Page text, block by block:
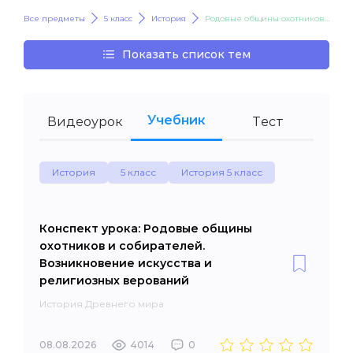
Все предметы 5 класс История Родовые общины охотников и собирателей. Возникновение искусства и религиозных верований
Показать список тем
Видеоурок Учебник Тест
История 5 класс История 5 класс
Конспект урока: Родовые общины
охотников и собирателей.
Возникновение искусства и
религиозных верований
История Древнего мира
08.08.2026 4014 0